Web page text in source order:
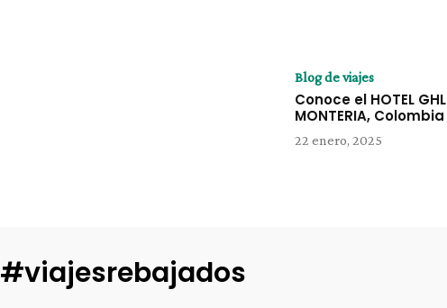
Blog de viajes
Conoce el HOTEL GHL
MONTERIA, Colombia
22 enero, 2025
#viajesrebajados